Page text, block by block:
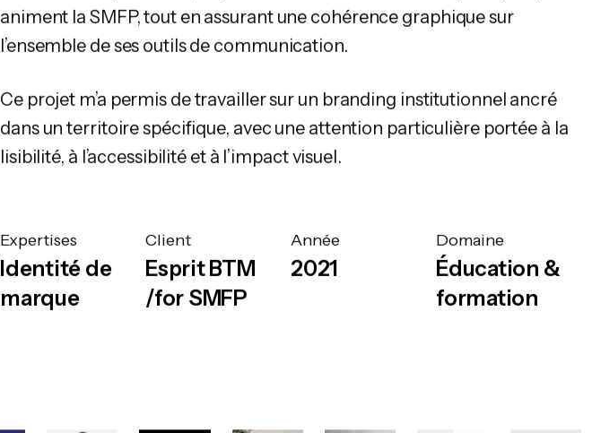
animent la SMFP, tout en assurant une cohérence graphique sur
l’ensemble de ses outils de communication.
Ce projet m’a permis de travailler sur un branding institutionnel ancré
dans un territoire spécifique, avec une attention particulière portée à la
lisibilité, à l’accessibilité et à l’impact visuel.
Expertises
Identité de
marque
Client
Esprit BTM
/for SMFP
Année
2021
Domaine
Éducation &
formation